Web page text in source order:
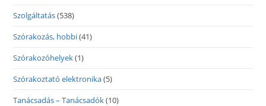
Szolgáltatás(538)
Szórakozás, hobbi(41)
Szórakozóhelyek(1)
Szórakoztató elektronika(5)
Tanácsadás – Tanácsadók(10)